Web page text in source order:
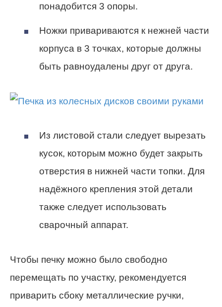
понадобится 3 опоры.
Ножки привариваются к нежней части
корпуса в 3 точках, которые должны
быть равноудалены друг от друга.
Из листовой стали следует вырезать
кусок, которым можно будет закрыть
отверстия в нижней части топки. Для
надёжного крепления этой детали
также следует использовать
сварочный аппарат.
Чтобы печку можно было свободно
перемещать по участку, рекомендуется
приварить сбоку металлические ручки,